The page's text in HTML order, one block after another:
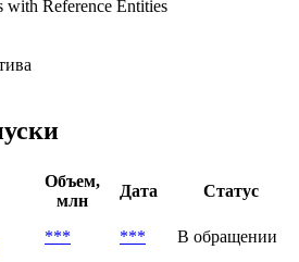
with Reference Entities
Объем,
млн
Дата
Статус
*** ***
В обращении